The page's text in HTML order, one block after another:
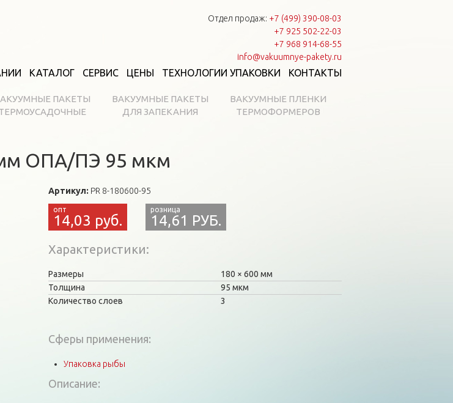
Отдел продаж: +7 (499) 390-08-03
+7 925 502-22-03
+7 968 914-68-55
info@vakuumnye-pakety.ru
КАТАЛОГ СЕРВИС ЦЕНЫ ТЕХНОЛОГИИ УПАКОВКИ КОНТАКТЫ
ПАКЕТЫ
ВАКУУМНЫЕ ПАКЕТЫ
ДЛЯ ЗАПЕКАНИЯ
ВАКУУМНЫЕ ПЛЕНКИ
ТЕРМОФОРМЕРОВ
ОПА/ПЭ 95 мкм
Артикул: PR 8-180600-95
14,03 руб. 14,61 РУБ.
Характеристики
Размеры 180
600 мм
Толщина
95 мкм
Количество слоев
3
Сферы применения:
Упаковка рыбы
Описание: